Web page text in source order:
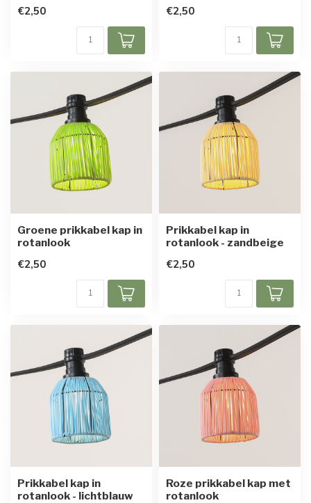
€2,50 €2,50
Groene prikkabel kap in
rotanlook
€2,50
Prikkabel kap in
rotanlook - zandbeige
€2,50
Prikkabel kap in
rotanlook - lichtblauw
Roze prikkabel kap met
rotanlook